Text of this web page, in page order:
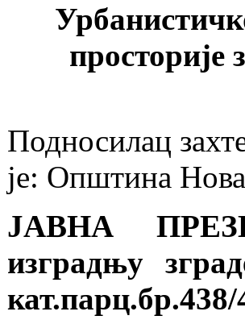
просторије
Подносилaц
je: Општина
ЈАВНА
изградњу